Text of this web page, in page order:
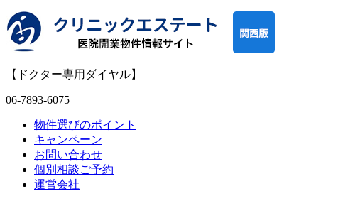
【ドクター専用ダイヤル】
06-7893-6075
物件選びのポイント
キャンペーン
お問い合わせ
個別相談ご予約
運営会社